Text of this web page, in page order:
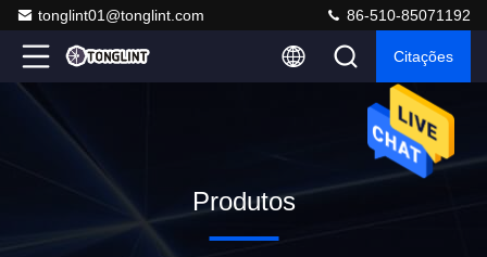
tonglint01@tonglint.com 86-510-85071192
Citações
Produtos